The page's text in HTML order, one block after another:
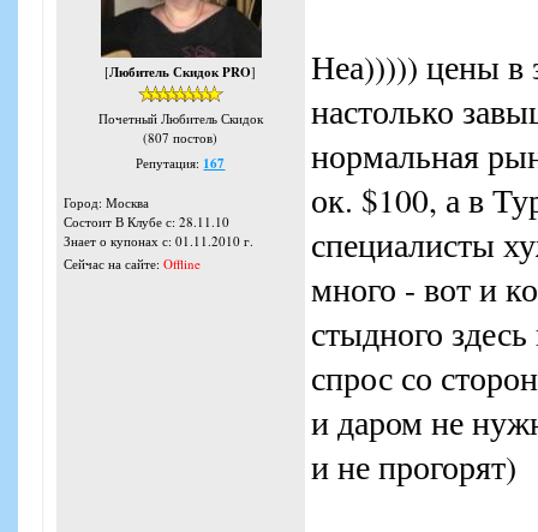
[Любитель Скидок PRO]
Почетный Любитель Скидок
(807 постов)
Репутация: 167
Город: Москва
Состоит В Клубе с: 28.11.10
Знает о купонах с: 01.11.2010 г.
Сейчас на сайте: Offline
Неа))))) цены в
настолько
нормальная
ок. $100, а в
специалисты
много - вот и
стыдного
спрос со
и даром не
и не прогорят)